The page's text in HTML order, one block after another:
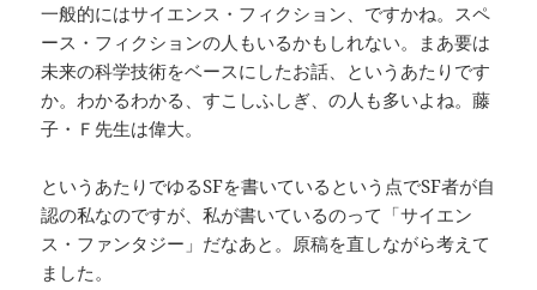
一般的にはサイエンス・フィクション、ですかね。スペ
ース・フィクションの人もいるかもしれない。まあ要は
未来の科学技術をベースにしたお話、というあたりです
か。わかるわかる、すこしふしぎ、の人も多いよね。藤
子・Ｆ先生は偉大。
というあたりでゆるSFを書いているという点でSF者が自
認の私なのですが、私が書いているのって「サイエン
ス・ファンタジー」だなあと。原稿を直しながら考えて
ました。